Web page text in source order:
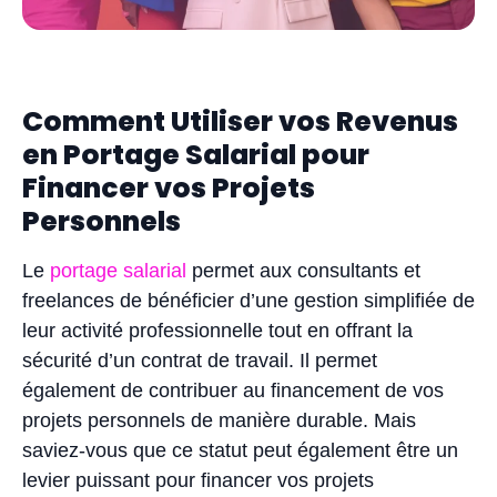
Comment Utiliser vos Revenus
en Portage Salarial pour
Financer vos Projets
Personnels
Le portage salarial permet aux consultants et
freelances de bénéficier d’une gestion simplifiée de
leur activité professionnelle tout en offrant la
sécurité d’un contrat de travail. Il permet
également de contribuer au financement de vos
projets personnels de manière durable. Mais
saviez-vous que ce statut peut également être un
levier puissant pour financer vos projets